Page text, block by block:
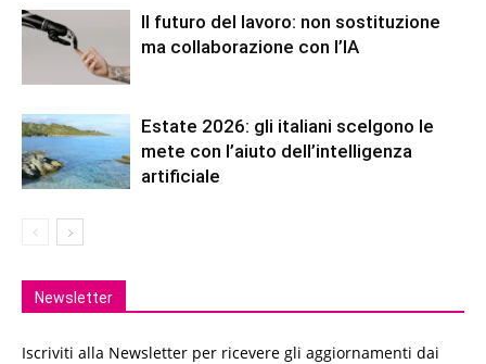
Il futuro del lavoro: non sostituzione
ma collaborazione con l’IA
Estate 2026: gli italiani scelgono le
mete con l’aiuto dell’intelligenza
artificiale
Newsletter
Iscriviti alla Newsletter per ricevere gli aggiornamenti dai